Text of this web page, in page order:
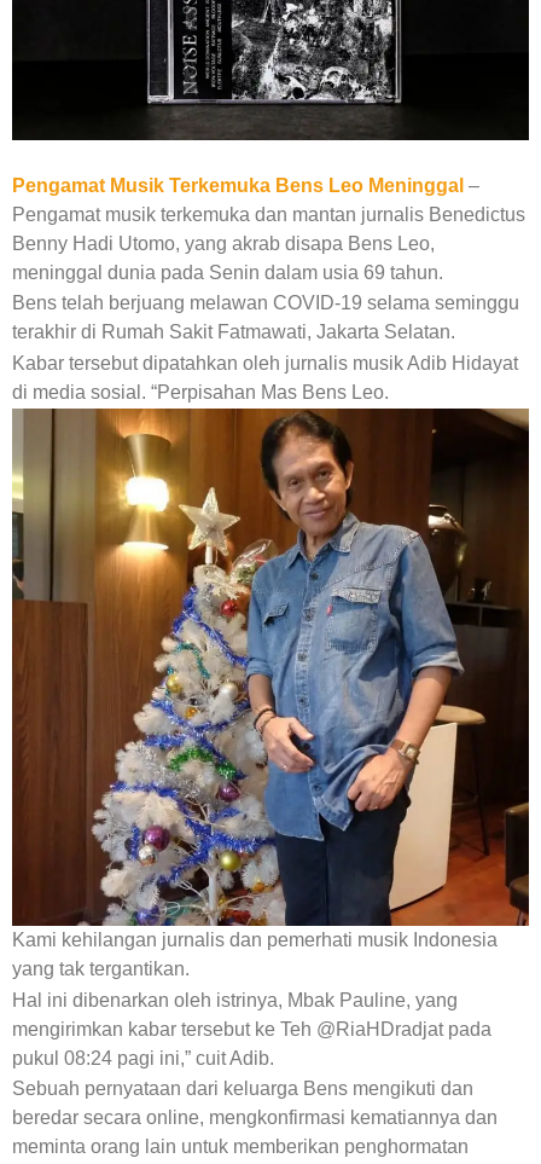
Pengamat Musik Terkemuka Bens Leo Meninggal –
Pengamat musik terkemuka dan mantan jurnalis Benedictus
Benny Hadi Utomo, yang akrab disapa Bens Leo,
meninggal dunia pada Senin dalam usia 69 tahun.
Bens telah berjuang melawan COVID-19 selama seminggu
terakhir di Rumah Sakit Fatmawati, Jakarta Selatan.
Kabar tersebut dipatahkan oleh jurnalis musik Adib Hidayat
di media sosial. “Perpisahan Mas Bens Leo.
Kami kehilangan jurnalis dan pemerhati musik Indonesia
yang tak tergantikan.
Hal ini dibenarkan oleh istrinya, Mbak Pauline, yang
mengirimkan kabar tersebut ke Teh @RiaHDradjat pada
pukul 08:24 pagi ini,” cuit Adib.
Sebuah pernyataan dari keluarga Bens mengikuti dan
beredar secara online, mengkonfirmasi kematiannya dan
meminta orang lain untuk memberikan penghormatan